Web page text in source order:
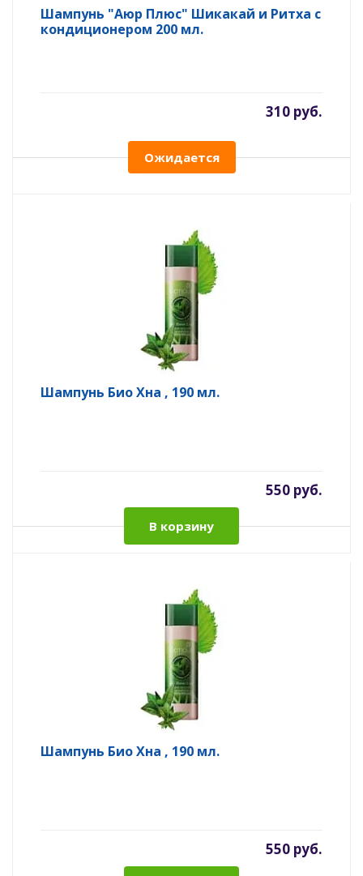
Шампунь "Аюр Плюс" Шикакай и Ритха с
кондиционером 200 мл.
310 руб.
Ожидается
Шампунь Био Хна , 190 мл.
550 руб.
В корзину
Шампунь Био Хна , 190 мл.
550 руб.